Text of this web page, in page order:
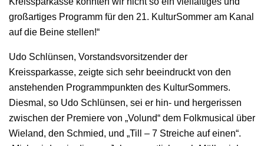
großartiges Programm für den 21. KulturSommer am Kanal
auf die Beine stellen!“
Udo Schlünsen, Vorstandsvorsitzender der
Kreissparkasse, zeigte sich sehr beeindruckt von den
anstehenden Programmpunkten des KulturSommers.
Diesmal, so Udo Schlünsen, sei er hin- und hergerissen
zwischen der Premiere von „Volund“ dem Folkmusical über
Wieland, den Schmied, und „Till – 7 Streiche auf einen“.